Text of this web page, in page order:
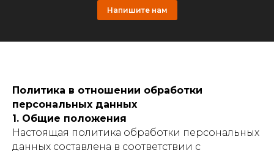
Напишите нам
Политика в отношении обработки
персональных данных
1. Общие положения
Настоящая политика обработки персональных
данных составлена в соответствии с